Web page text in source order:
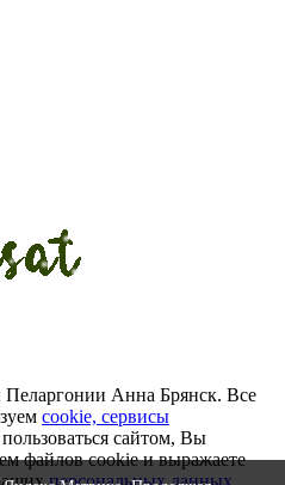
Анна Брянск. Все
cookie, сервисы
сайтом, Вы
файлов cookie и выражаете